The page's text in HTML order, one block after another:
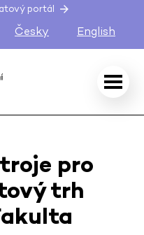
portál
Česky English
pro
trh